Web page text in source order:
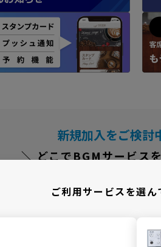
新規加入をご検討
＼ どこでBGMサービス
ご利用サービスを選ん